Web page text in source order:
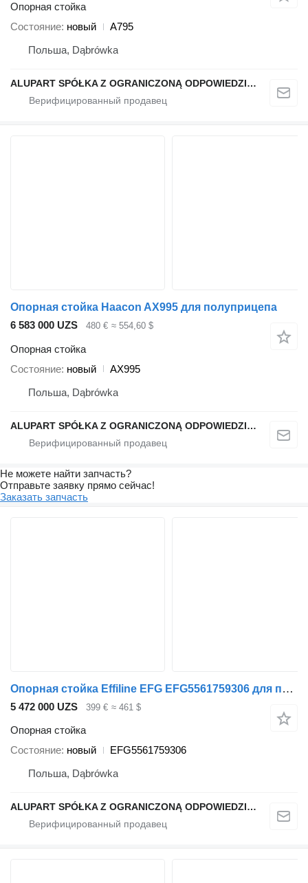
Опорная стойка
Состояние новый
A795
Польша, Dąbrówka
ALUPART SPÓŁKA Z OGRANICZONĄ ODPOWIEDZIALNOŚCIĄ
Опорная стойка Haacon AX995 для полуприцепа
6 583 000 UZS
480 € ≈ 554,60 $
Опорная стойка
Состояние новый
AX995
Польша, Dąbrówka
ALUPART SPÓŁKA Z OGRANICZONĄ ODPOWIEDZIALNOŚCIĄ
Не можете найти запчасть?
Отправьте заявку прямо сейчас!
Заказать запчасть
Опорная стойка Effiline EFG EFG5561759306 для полуприцепа
5 472 000 UZS 399 € ≈ 461 $
Опорная стойка
Состояние новый
EFG5561759306
Польша, Dąbrówka
ALUPART SPÓŁKA Z OGRANICZONĄ ODPOWIEDZIALNOŚCIĄ